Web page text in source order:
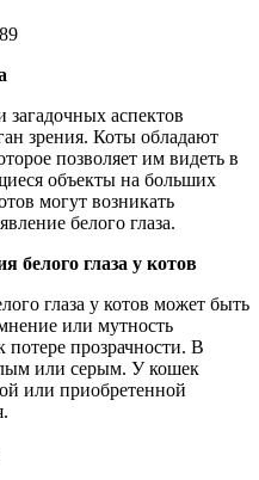
аспектов
зрения. Коты обладают
позволяет им видеть в
объекты на больших
могут возникать
белого глаза.
глаза у котов
глаза у котов может быть
или мутность
потере прозрачности. В
или серым. У кошек
или приобретенной